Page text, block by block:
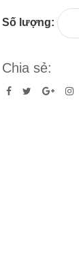
Số lượng:
Chia sẻ: